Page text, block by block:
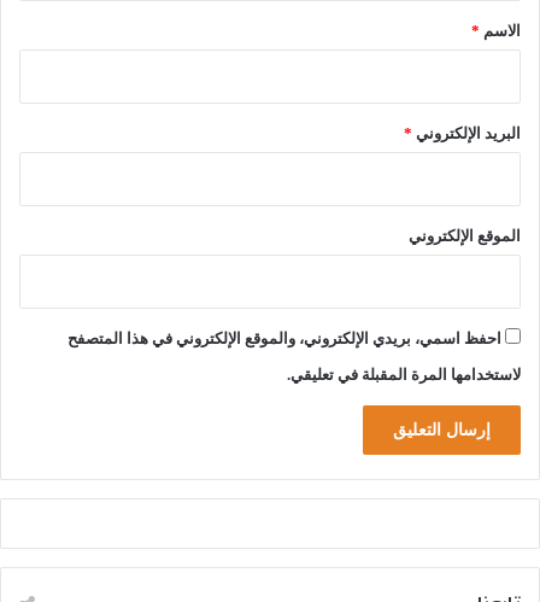
ل
ا
*
الاسم *
البريد الإلكتروني *
الموقع الإلكتروني
احفظ اسمي، بريدي الإلكتروني، والموقع الإلكتروني في هذا المتصفح
لاستخدامها المرة المقبلة في تعليقي.